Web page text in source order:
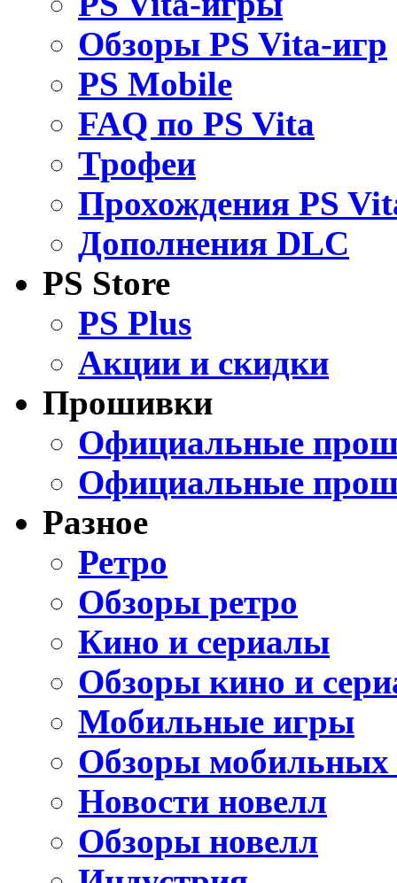
Обзоры PS Vita-игр
PS Mobile
FAQ по PS Vita
Трофеи
Прохождения PS
Дополнения DLC
PS Store
PS Plus
Акции и скидки
Прошивки
Официальные
Официальные
Разное
Ретро
Обзоры ретро
Кино и сериалы
Обзоры кино и
Мобильные игры
Обзоры мобильных
Новости новелл
Обзоры новелл